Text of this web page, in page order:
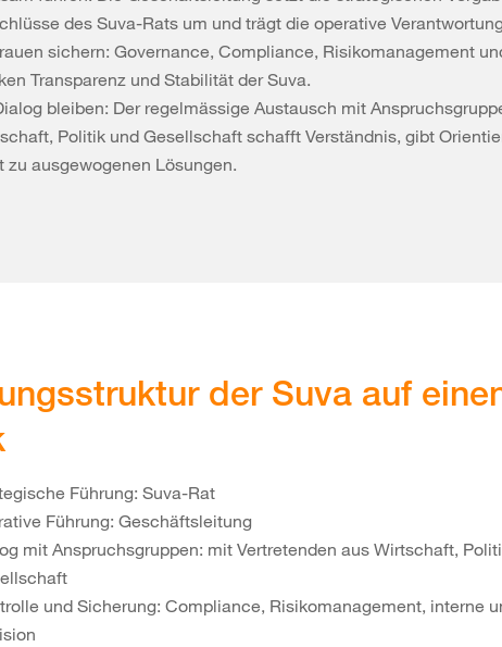
des Suva-Rats um und trägt die operative
sichern: Governance, Compliance, Risikomanagement
Transparenz und Stabilität der Suva.
bleiben: Der regelmässige Austausch mit
Politik und Gesellschaft schafft Verständnis, gibt
zu ausgewogenen Lösungen.
der Suva auf
Führung: Suva-Rat
Führung: Geschäftsleitung
mit Anspruchsgruppen: mit Vertretenden aus Wirtschaft,
und Sicherung: Compliance, Risikomanagement, interne